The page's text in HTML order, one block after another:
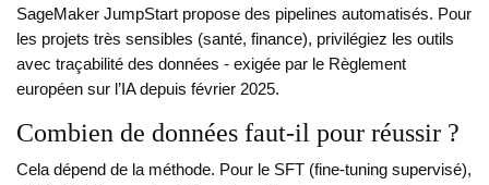
SageMaker JumpStart propose des pipelines automatisés. Pour
les projets très sensibles (santé, finance), privilégiez les outils
avec traçabilité des données - exigée par le Règlement
européen sur l’IA depuis février 2025.
Combien de données faut-il pour réussir ?
Cela dépend de la méthode. Pour le SFT (fine-tuning supervisé),